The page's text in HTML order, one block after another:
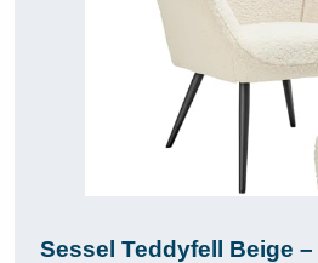
Sessel Teddyfell Beige